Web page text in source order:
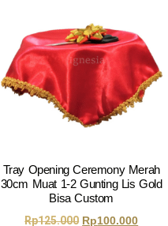
Tray Opening Ceremony Merah
30cm Muat 1-2 Gunting Lis Gold
Bisa Custom
Rp125.000 Rp100.000